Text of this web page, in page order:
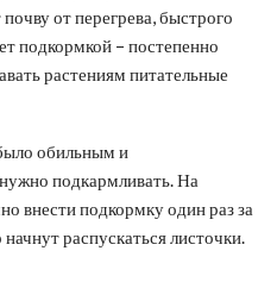
от перегрева, быстрого
подкормкой – постепенно
растениям питательные
обильным и
подкармливать. На
внести подкормку один раз за
распускаться листочки.